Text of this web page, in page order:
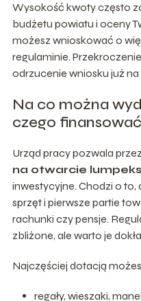
Wysokość kwoty często
budżetu powiatu i oceny
możesz wnioskować o
regulaminie.
odrzucenie wniosku już
Na co można
czego
Urząd pracy pozwala
na otwarcie
inwestycyjne. Chodzi o to,
sprzęt i pierwsze partie
rachunki czy pensje.
zbliżone, ale warto je
Najczęściej dotacją
regały, wieszaki,